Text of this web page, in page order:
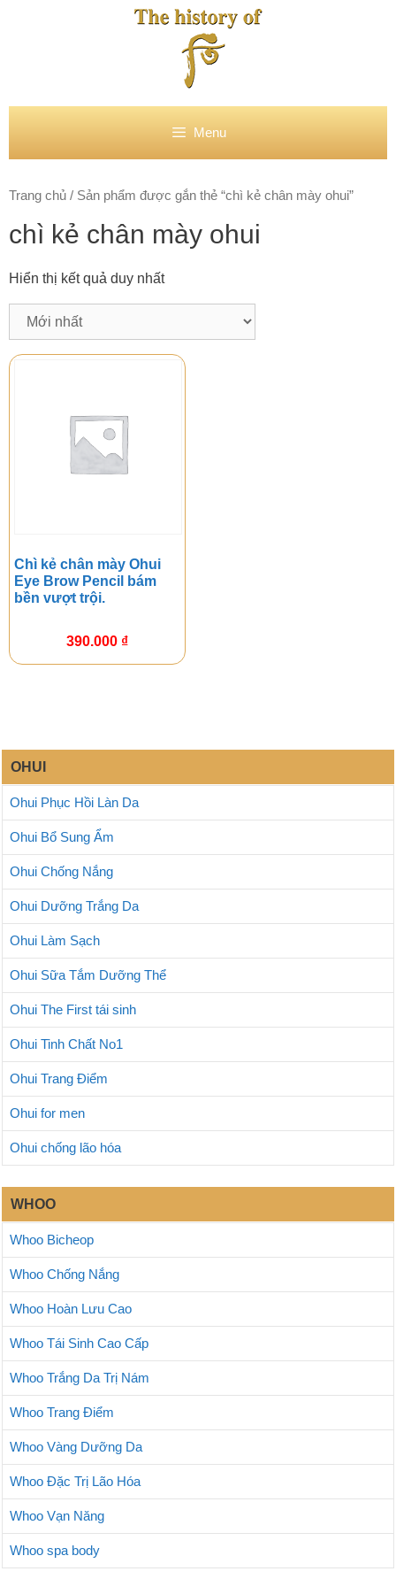
Menu
Trang chủ / Sản phẩm được gắn thẻ “chì kẻ chân mày ohui”
chì kẻ chân mày ohui
Hiển thị kết quả duy nhất
Chì kẻ chân mày Ohui
Eye Brow Pencil bám
bền vượt trội.
390.000 ₫
OHUI
Ohui Phục Hồi Làn Da
Ohui Bổ Sung Ẩm
Ohui Chống Nắng
Ohui Dưỡng Trắng Da
Ohui Làm Sạch
Ohui Sữa Tắm Dưỡng Thể
Ohui The First tái sinh
Ohui Tinh Chất No1
Ohui Trang Điểm
Ohui for men
Ohui chống lão hóa
WHOO
Whoo Bicheop
Whoo Chống Nắng
Whoo Hoàn Lưu Cao
Whoo Tái Sinh Cao Cấp
Whoo Trắng Da Trị Nám
Whoo Trang Điểm
Whoo Vàng Dưỡng Da
Whoo Đặc Trị Lão Hóa
Whoo Vạn Năng
Whoo spa body